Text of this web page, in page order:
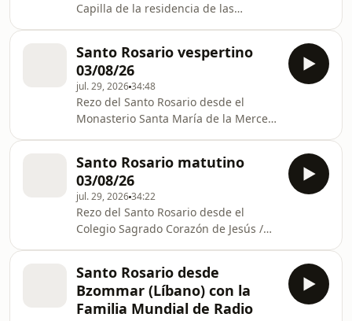
Capilla de la residencia de las
L'Alqueria de la Comptessa (Valencia)
Santo Rosario vespertino
03/08/26
jul. 29, 202634:48
Rezo del Santo Rosario desde el
Monasterio Santa María de la Merced,
Cantabria
Santo Rosario matutino
03/08/26
jul. 29, 202634:22
Rezo del Santo Rosario desde el
Colegio Sagrado Corazón de Jesús /
Málaga
Santo Rosario desde
Bzommar (Líbano) con la
Familia Mundial de Radio